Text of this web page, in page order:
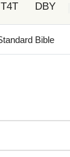
T4T DBY